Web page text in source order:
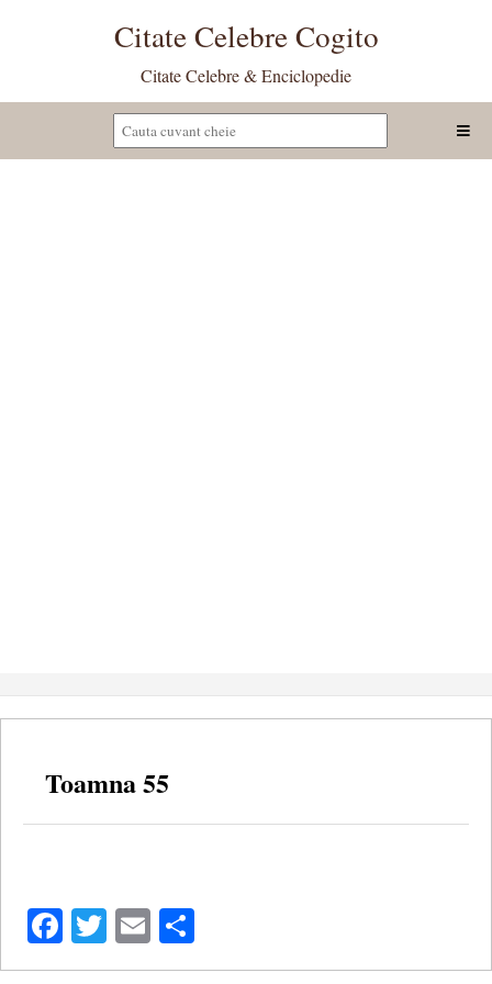
Citate Celebre Cogito
Citate Celebre & Enciclopedie
Toamna 55
Facebook
Twitter
Email